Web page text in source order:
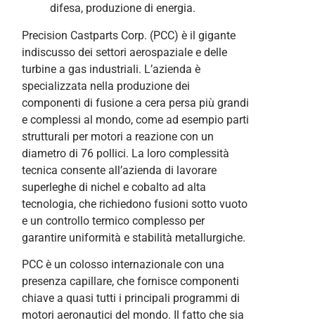
difesa, produzione di energia.
Precision Castparts Corp. (PCC) è il gigante
indiscusso dei settori aerospaziale e delle
turbine a gas industriali. L’azienda è
specializzata nella produzione dei
componenti di fusione a cera persa più grandi
e complessi al mondo, come ad esempio parti
strutturali per motori a reazione con un
diametro di 76 pollici. La loro complessità
tecnica consente all’azienda di lavorare
superleghe di nichel e cobalto ad alta
tecnologia, che richiedono fusioni sotto vuoto
e un controllo termico complesso per
garantire uniformità e stabilità metallurgiche.
PCC è un colosso internazionale con una
presenza capillare, che fornisce componenti
chiave a quasi tutti i principali programmi di
motori aeronautici del mondo. Il fatto che sia